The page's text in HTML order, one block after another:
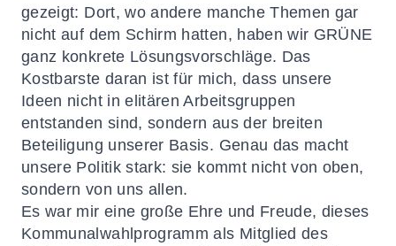
gezeigt: Dort, wo andere manche Themen gar
nicht auf dem Schirm hatten, haben wir GRÜNE
ganz konkrete Lösungsvorschläge. Das
Kostbarste daran ist für mich, dass unsere
Ideen nicht in elitären Arbeitsgruppen
entstanden sind, sondern aus der breiten
Beteiligung unserer Basis. Genau das macht
unsere Politik stark: sie kommt nicht von oben,
sondern von uns allen.
Es war mir eine große Ehre und Freude, dieses
Kommunalwahlprogramm als Mitglied des